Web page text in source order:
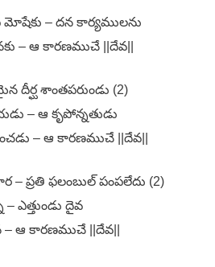
మోషేకు – దన కార్యములను
– ఆ కారణముచే ||దేవ||
దీర్ఘ శాంతపరుండు (2)
– ఆ కృపోన్నతుడు
– ఆ కారణముచే ||దేవ||
– ప్రతి ఫలంబుల్ పంపలేదు (2)
ఎత్తుండు దైవ
– ఆ కారణముచే ||దేవ||